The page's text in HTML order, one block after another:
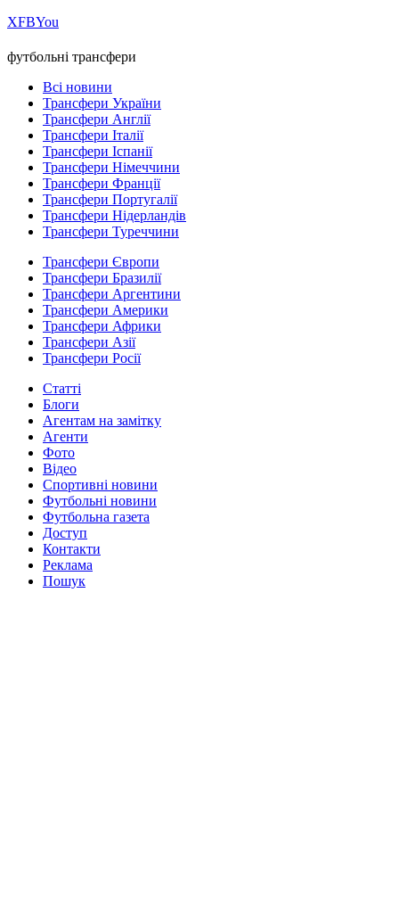
ХFBYou
футбольні трансфери
Всі новини
Трансфери України
Трансфери Англії
Трансфери Італії
Трансфери Іспанії
Трансфери Німеччини
Трансфери Франції
Трансфери Португалії
Трансфери Нідерландів
Трансфери Туреччини
Трансфери Європи
Трансфери Бразилії
Трансфери Аргентини
Трансфери Америки
Трансфери Африки
Трансфери Азії
Трансфери Росії
Статті
Блоги
Агентам на замітку
Агенти
Фото
Відео
Спортивні новини
Футбольні новини
Футбольна газета
Доступ
Контакти
Реклама
Пошук